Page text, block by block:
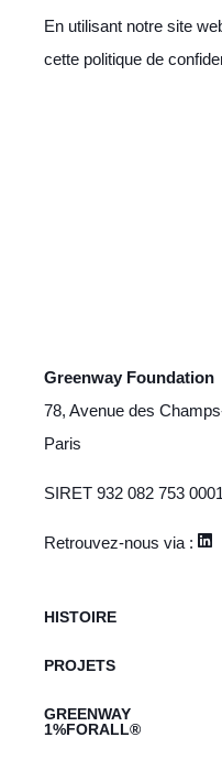
En utilisant notre site
cette politique de
Greenway Foundation
78, Avenue des
Paris
SIRET 932 082 753
Retrouvez-nous via :
HISTOIRE
PROJETS
GREENWAY
1%FORALL®